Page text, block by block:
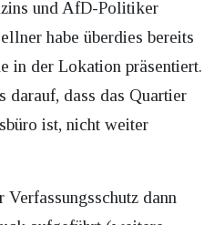
und AfD-Politiker
habe überdies bereits
in der Lokation präsentiert.
darauf, dass das Quartier
ist, nicht weiter
dann